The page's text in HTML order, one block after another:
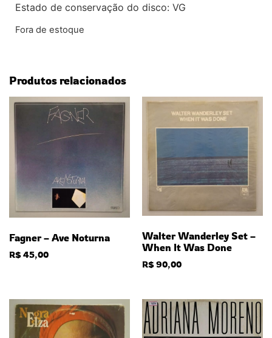
Estado de conservação do disco: VG
Fora de estoque
Produtos relacionados
Fagner – Ave Noturna
R$45,00
Walter Wanderley Set –
When It Was Done
R$90,00